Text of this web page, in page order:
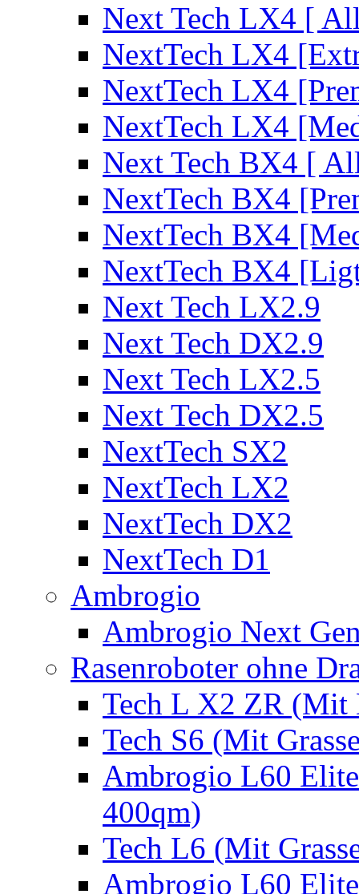
Next Tech LX4 [
NextTech LX4
NextTech LX4
NextTech LX4
Next Tech BX4 [
NextTech BX4
NextTech BX4
NextTech BX4
Next Tech LX2.9
Next Tech DX2.9
Next Tech LX2.5
Next Tech DX2.5
NextTech SX2
NextTech LX2
NextTech DX2
NextTech D1
Ambrogio
Ambrogio Next
Rasenroboter ohne
Tech L X2 ZR (Mit
Tech S6 (Mit
Ambrogio L60
400qm)
Tech L6 (Mit
Ambrogio L60